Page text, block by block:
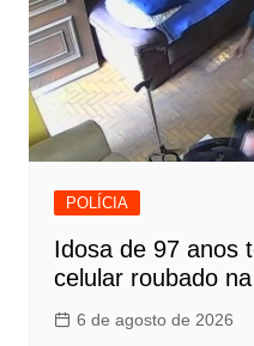
POLÍCIA
Idosa de 97 anos
celular roubado
6 de agosto de 2026